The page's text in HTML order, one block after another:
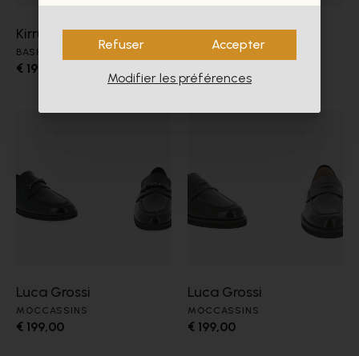
Kirruna
BASKETS
€ 199,00
Kirruna
BASKETS
Luca Grossi
MOCCASSINS
€ 199,00
Luca Grossi
MOCCASSINS
€ 199,00
Refuser Accepter
Modifier les préférences